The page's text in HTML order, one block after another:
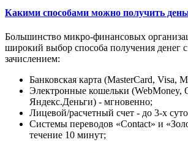
Какими способами можно получить
Большинство микро-финансовых
широкий выбор способа получения денег
зачислением:
Банковская карта (MasterCard, Visa,
Электронные кошельки (WebMoney,
Яндекс.Деньги) - мгновенно;
Лицевой/расчетный счет - до 3-х
Системы переводов «Contact» и
течение 10 минут;